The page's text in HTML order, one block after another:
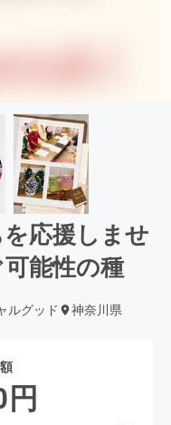
応援しませ
能性の種
ルグッド 神奈川県
円